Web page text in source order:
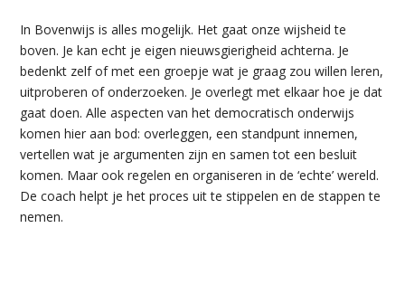
In Bovenwijs is alles mogelijk. Het gaat onze wijsheid te
boven. Je kan echt je eigen nieuwsgierigheid achterna. Je
bedenkt zelf of met een groepje wat je graag zou willen leren,
uitproberen of onderzoeken. Je overlegt met elkaar hoe je dat
gaat doen. Alle aspecten van het democratisch onderwijs
komen hier aan bod: overleggen, een standpunt innemen,
vertellen wat je argumenten zijn en samen tot een besluit
komen. Maar ook regelen en organiseren in de ‘echte’ wereld.
De coach helpt je het proces uit te stippelen en de stappen te
nemen.
ONDERWIJS TRANSFORMEERT
DOCUMENTEN
STICHTINGSPROCES